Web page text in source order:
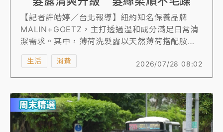
【記者許皓婷／台北報導】紐約知名保養品牌
MALIN+GOETZ，主打透過溫和成分滿足日常清
潔需求。其中，薄荷洗髮露以天然薄荷搭配胺基
酸清潔成分，並加入維他命B5與檸檬精華，主打
潔淨頭皮同時兼顧保濕與舒適感。《知新聞》記
者實際開箱體驗發現，不僅能有效洗淨頭皮與髮
澀毛躁，整體使用感受相當適合日常使用。
2026/07/28 08:02
生活 消費